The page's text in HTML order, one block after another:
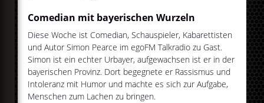
Comedian mit bayerischen Wurzeln
Diese Woche ist Comedian, Schauspieler, Kabarettisten
und Autor Simon Pearce im egoFM Talkradio zu Gast.
Simon ist ein echter Urbayer, aufgewachsen ist er in der
bayerischen Provinz. Dort begegnete er Rassismus und
Intoleranz mit Humor und machte es sich zur Aufgabe,
Menschen zum Lachen zu bringen.